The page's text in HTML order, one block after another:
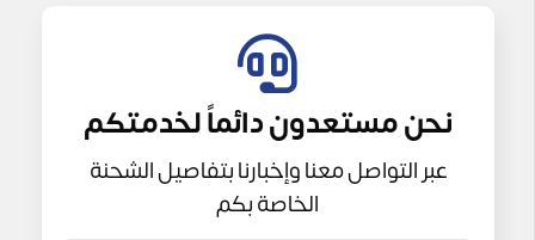
نحن مستعدون دائماً لخدمتكم
عبر التواصل معنا وإخبارنا بتفاصيل الشحنة
الخاصة بكم